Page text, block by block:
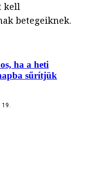
kell
betegeiknek.
ha a heti
sűrítjük